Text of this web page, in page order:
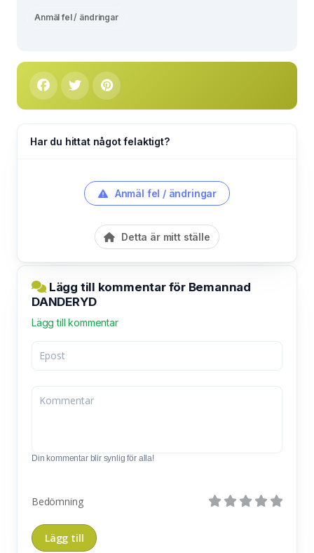
Anmäl fel / ändringar
Har du hittat något felaktigt?
Anmäl fel / ändringar
Detta är mitt ställe
Lägg till kommentar för Bemannad
DANDERYD
Lägg till kommentar
Din kommentar blir synlig för alla!
Bedömning